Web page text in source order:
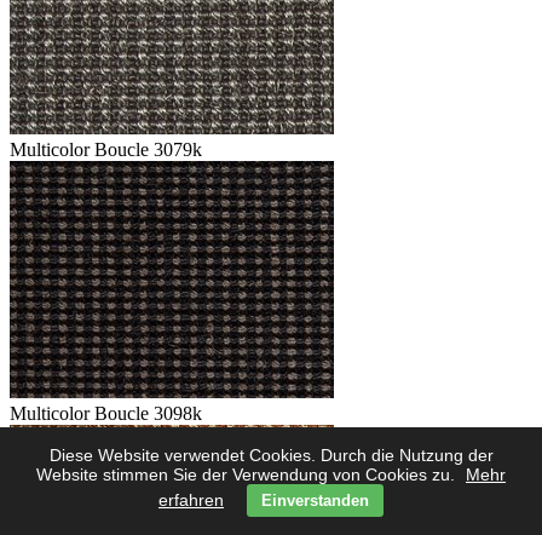
Diese Website verwendet Cookies. Durch die Nutzung der
Website stimmen Sie der Verwendung von Cookies zu.
Mehr
erfahren
Einverstanden
Multicolor Boucle 3079k
Multicolor Boucle 3098k